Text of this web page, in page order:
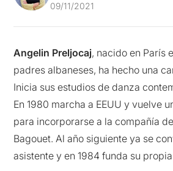
09/11/2021
Angelin Preljocaj, nacido en París
padres albaneses, ha hecho una
Inicia sus estudios de danza
En 1980 marcha a EEUU y vuelve
para incorporarse a la compañía
Bagouet. Al año siguiente ya se
asistente y en 1984 funda su